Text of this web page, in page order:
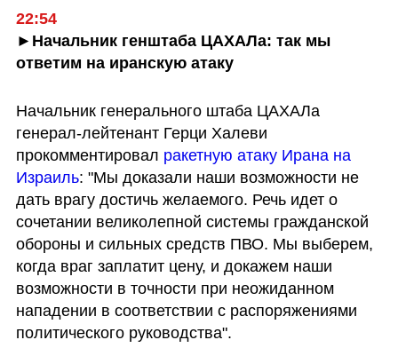
22:54
►Начальник генштаба ЦАХАЛа: так мы
ответим на иранскую атаку
Начальник генерального штаба ЦАХАЛа
генерал-лейтенант Герци Халеви
прокомментировал ракетную атаку Ирана на
Израиль: "Мы доказали наши возможности не
дать врагу достичь желаемого. Речь идет о
сочетании великолепной системы гражданской
обороны и сильных средств ПВО. Мы выберем,
когда враг заплатит цену, и докажем наши
возможности в точности при неожиданном
нападении в соответствии с распоряжениями
политического руководства".